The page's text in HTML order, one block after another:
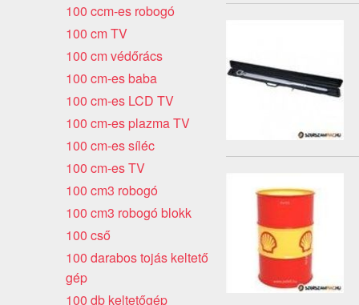
100 ccm-es robogó
100 cm TV
100 cm védőrács
100 cm-es baba
100 cm-es LCD TV
100 cm-es plazma TV
100 cm-es síléc
100 cm-es TV
100 cm3 robogó
100 cm3 robogó blokk
100 cső
100 darabos tojás keltető
gép
100 db keltetőgép